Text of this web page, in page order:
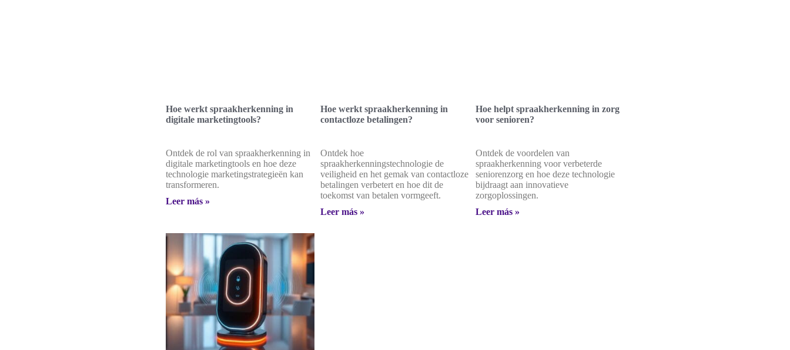
Hoe werkt spraakherkenning in
digitale marketingtools?
Ontdek de rol van spraakherkenning in
digitale marketingtools en hoe deze
technologie marketingstrategieën kan
transformeren.
Leer más »
Hoe werkt spraakherkenning in
contactloze betalingen?
Ontdek hoe
spraakherkenningstechnologie de
veiligheid en het gemak van contactloze
betalingen verbetert en hoe dit de
toekomst van betalen vormgeeft.
Leer más »
Hoe helpt spraakherkenning in zorg
voor senioren?
Ontdek de voordelen van
spraakherkenning voor verbeterde
seniorenzorg en hoe deze technologie
bijdraagt aan innovatieve
zorgoplossingen.
Leer más »